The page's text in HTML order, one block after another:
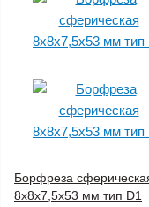
Борфреза
8x8x7,5x53 мм тип D1